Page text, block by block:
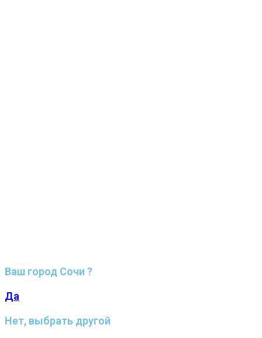
Ваш город Сочи ?
Да
Нет, выбрать другой